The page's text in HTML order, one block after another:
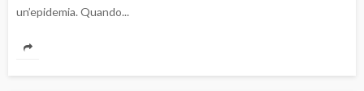
un’epidemia. Quando...